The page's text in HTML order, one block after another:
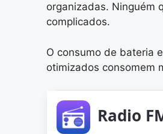
organizadas. Ninguém
complicados.
O consumo de bateria
otimizados consomem
Radio